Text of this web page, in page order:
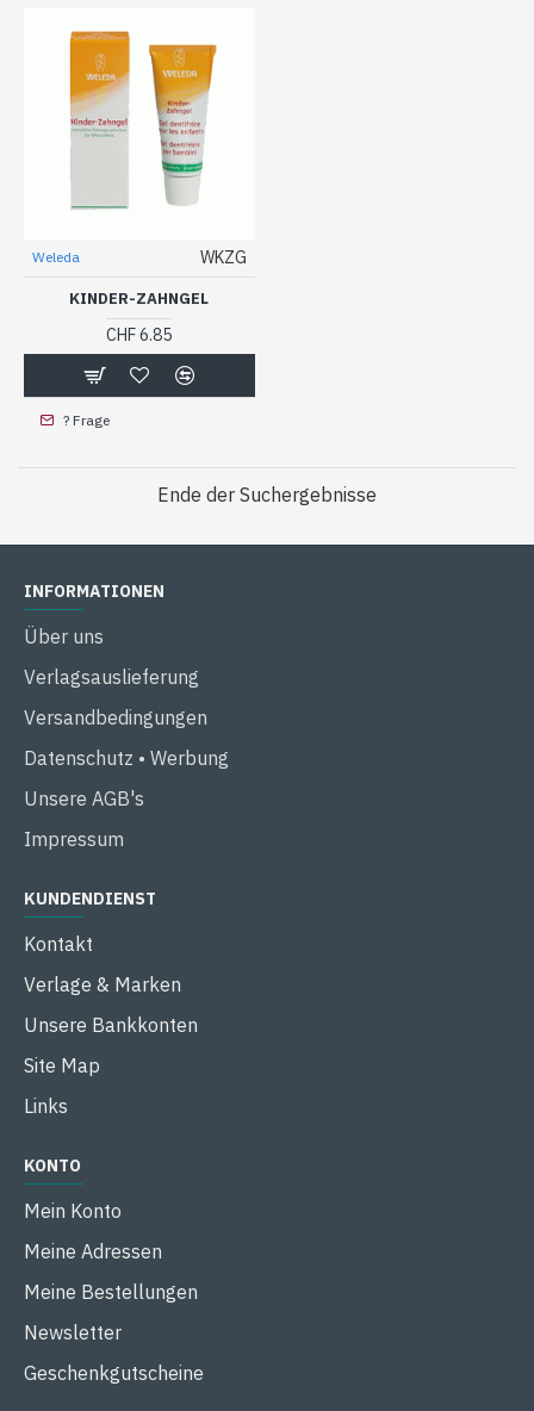
Weleda WKZG
KINDER-ZAHNGEL
CHF 6.85
? Frage
Ende der Suchergebnisse
INFORMATIONEN
Über uns
Verlagsauslieferung
Versandbedingungen
Datenschutz • Werbung
Unsere AGB's
Impressum
KUNDENDIENST
Kontakt
Verlage & Marken
Unsere Bankkonten
Site Map
Links
KONTO
Mein Konto
Meine Adressen
Meine Bestellungen
Newsletter
Geschenkgutscheine